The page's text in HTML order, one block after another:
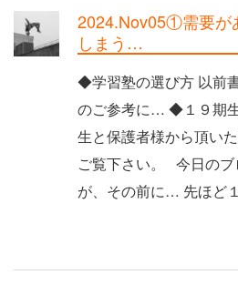
2024.Nov05①需要が
しまう…
◆学習塾の選び方 以前
のご参考に… ◆１９期
生と保護者様から頂い
ご覧下さい。 今日のブ
が、その前に… 先ほど